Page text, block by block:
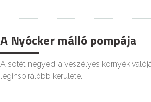
A Nyócker málló pompája
A sötét negyed, a veszélyes környék
leginspirálóbb kerülete.